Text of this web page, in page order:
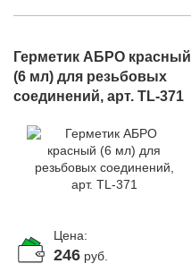
Герметик АБРО красный
(6 мл) для резьбовых
соединений, арт. TL-371
Цена:
246 руб.